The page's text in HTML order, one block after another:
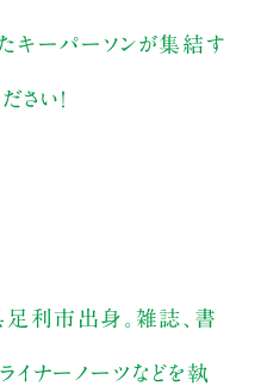
キーパーソンが集結す
さい！
足利市出身。雑誌、書
ナーノーツなどを執